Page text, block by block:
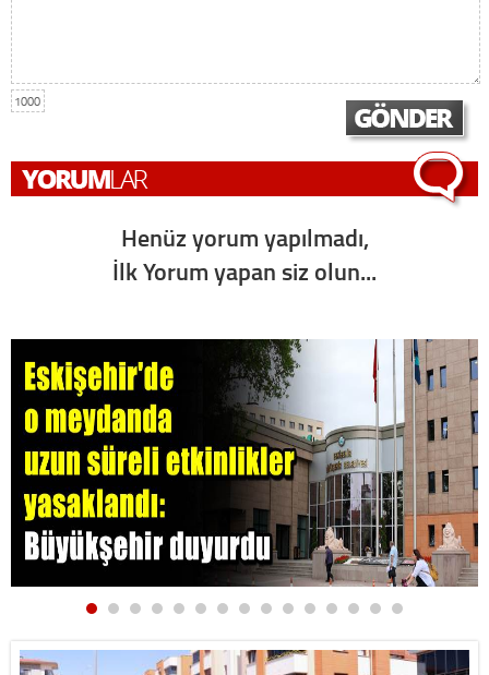
1000
Henüz yorum yapılmadı,
İlk Yorum yapan siz olun...